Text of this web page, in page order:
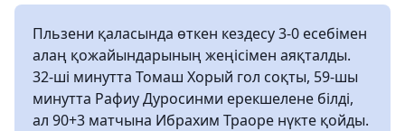
Пльзени қаласында өткен кездесу 3-0 есебімен
алаң қожайындарының жеңісімен аяқталды.
32-ші минутта Томаш Хорый гол соқты, 59-шы
минутта Рафиу Дуросинми ерекшелене білді,
ал 90+3 матчына Ибрахим Траоре нүкте қойды.